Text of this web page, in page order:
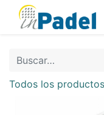
Todos los productos